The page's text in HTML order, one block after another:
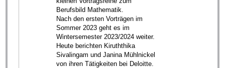
Berufsbild Mathematik.
Nach den ersten Vorträgen im
Sommer 2023 geht es im
Wintersemester 2023/2024 weiter.
Heute berichten Kiruththika
Sivalingam und Janina Mühlnickel
von ihren Tätigkeiten bei Deloitte.